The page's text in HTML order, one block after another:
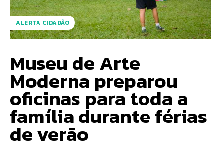
ALERTA CIDADÃO
Museu de Arte
Moderna preparou
oficinas para toda a
família durante férias
de verão